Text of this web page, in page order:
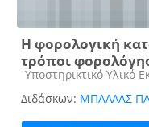
Η φορολογική
τρόποι
Κατηγορία μαθήματος
Υποστηρικτικό Υλικό
Διδάσκων: ΜΠΑΛΛΑΣ